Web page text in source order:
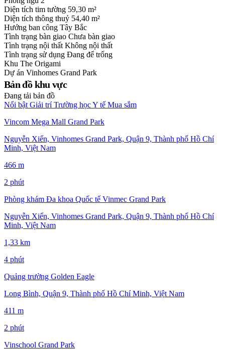
Diện tích tim tường 59,30 m²
Diện tích thông thuỷ 54,40 m²
Hướng ban công Tây Bắc
Tình trạng bàn giao Chưa bàn giao
Tình trạng nội thất Không nội thất
Tình trạng sử dụng Đang để trống
Khu The Origami
Dự án Vinhomes Grand Park
Bản đồ khu vực
Đang tải bản đồ
Nổi bật Giải trí Trường họcY tế Mua sắm
Vincom Mega Mall Grand Park
Nguyễn Xiển, Vinhomes Grand Park, Quận 9, Thành phố Hồ Chí
Minh, Việt Nam
466 m
2 phút
Phòng khám Đa khoa Quốc tế Vinmec Grand Park
Nguyễn Xiển, Vinhomes Grand Park, Quận 9, Thành phố Hồ Chí
Minh, Việt Nam
1,33 km
4 phút
Quảng trường Golden Eagle
Long Bình, Quận 9, Thành phố Hồ Chí Minh, Việt Nam
411 m
2 phút
Vinschool Grand Park